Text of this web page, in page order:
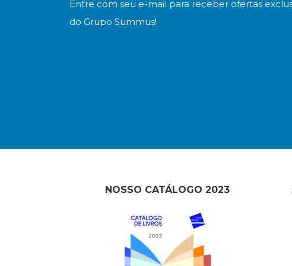
Entre com seu e-mail para receber ofertas
do Grupo Summus!
NOSSO CATÁLOGO 2023